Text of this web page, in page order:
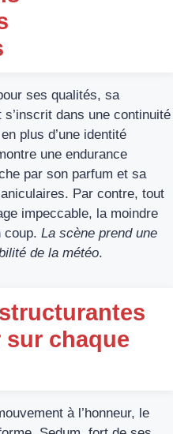
ses qualités, sa
dans une continuité
plus d’une identité
une endurance
par son parfum et sa
Par contre, tout
impeccable, la moindre
coup. La scène prend une
de la météo.
sur chaque
à l’honneur, le